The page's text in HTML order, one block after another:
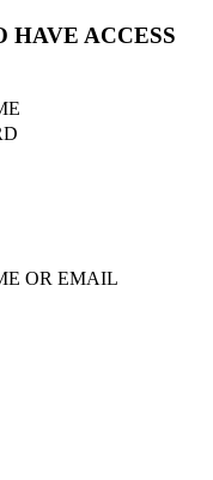
HAVE ACCESS
OR EMAIL